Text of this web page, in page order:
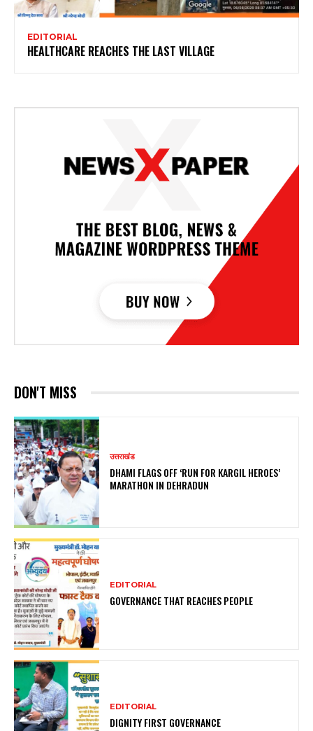
EDITORIAL
HEALTHCARE REACHES THE LAST VILLAGE
DON'T MISS
उत्तराखंड
DHAMI FLAGS OFF ‘RUN FOR KARGIL HEROES’
MARATHON IN DEHRADUN
EDITORIAL
GOVERNANCE THAT REACHES PEOPLE
EDITORIAL
DIGNITY FIRST GOVERNANCE